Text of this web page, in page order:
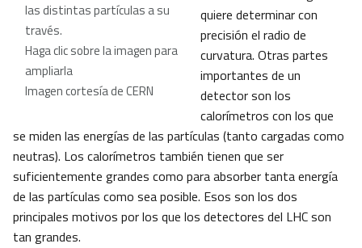
las distintas partículas a su
través.
Haga clic sobre la imagen para
ampliarla
Imagen cortesía de CERN
quiere determinar con
precisión el radio de
curvatura. Otras partes
importantes de un
detector son los
calorímetros con los que
se miden las energías de las partículas (tanto cargadas como
neutras). Los calorímetros también tienen que ser
suficientemente grandes como para absorber tanta energía
de las partículas como sea posible. Esos son los dos
principales motivos por los que los detectores del LHC son
tan grandes.